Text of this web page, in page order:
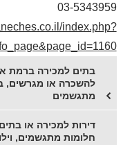
03-5343959
index.php?
בתים למכירה ברמת
להשכרה או מגרשים,
מתגשמים
דירות למכירה או
חלומות מתגשמים,